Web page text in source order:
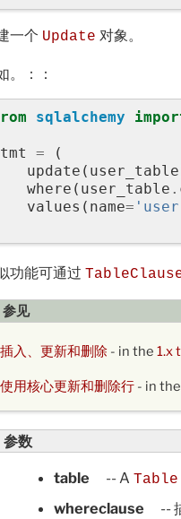
一个 Update 对象。
。：：
sqlalchemy
=
(
update ( user_table
where ( user_table .
values ( name=
功能可通过
参见
插入、更新和删除 - in the 1.x
使用核心更新和删除行 - in the
参数
table -- A Table
whereclause
--